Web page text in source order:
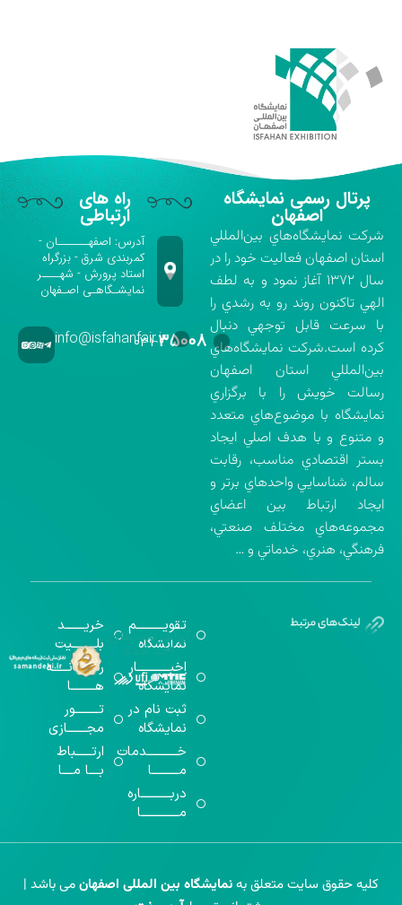
پرتال رسمی نمایشگاه
اصفهان
شركت نمايشگاه‌هاي بين‌المللي
استان اصفهان فعاليت خود را در
سال ۱۳۷۲ آغاز نمود و به لطف
الهي تاكنون روند رو به رشدي را
با سرعت قابل توجهي دنبال
كرده است.شركت نمايشگاه‌هاي
بين‌المللي استان اصفهان
رسالت خويش را با برگزاري
نمايشگاه با موضوع‌هاي متعدد
و متنوع و با هدف اصلي ايجاد
بستر اقتصادي مناسب، رقابت
سالم، شناسايي واحدهاي برتر و
ايجاد ارتباط بين اعضاي
مجموعه‌هاي مختلف صنعتي،
فرهنگي، هنري، خدماتي و …
راه های
ارتباطی
آدرس: اصفهـــــــان -
کمربندی شرق - بزرگراه
استاد پرورش - شهــــر
نمایشـگاهـی اصـفهان
۰۳۱-۳۵۰۰۸info@isfahanfair.ir
تقویــــــــــم
نمایشگاه
اخبــــــــــــار
نمایشگاه
ثبت نام در
نمایشگاه
خـــــــــــدمات
مــــــــــا
دربـــــــــــاره
مــــــــــــــا
خریـــــــد
بلـــــــــیت
رســـــانــــــه
هـــــــــا
تـــــــــور
مجـــــــازی
ارتــــــباط
بــــا مــــا
گواهینامه‌های
اخذ شده
کلیه حقوق سایت متعلق بهنمایشگاه بین المللی اصفهانمی باشد |